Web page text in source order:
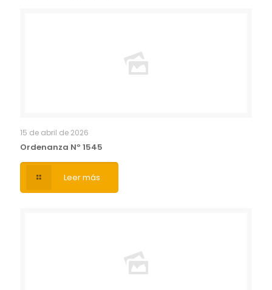
15 de abril de 2026
Ordenanza Nº 1545
Leer más